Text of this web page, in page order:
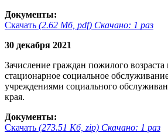
Документы:
Скачать (2.62 Мб, pdf) Скачано: 1 раз
30 декабря 2021
Зачисление граждан пожилого
стационарное социальное
учреждениями социального
края.
Документы:
Скачать (273.51 Кб, zip) Скачано: 1 раз